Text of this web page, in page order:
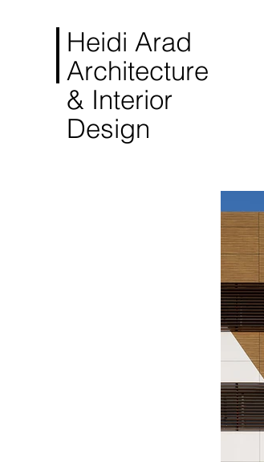
Heidi Arad
Architecture
& Interior
Design